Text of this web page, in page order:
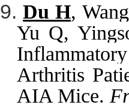
Du H,
Yu Q,
Arthritis
AIA Mice.